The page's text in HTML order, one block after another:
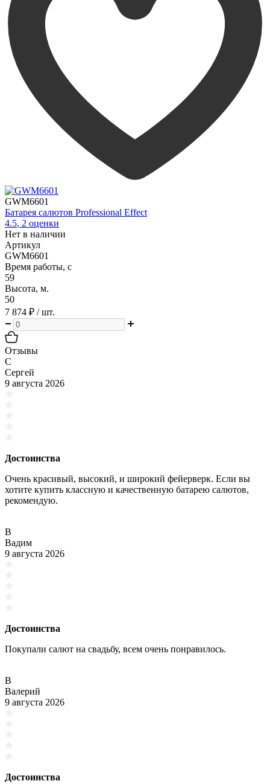
GWM6601
Батарея салютов Professional Effect
4.5, 2 оценки
Нет в наличии
Артикул
GWM6601
Время работы, с
59
Высота, м.
50
7 874 ₽ / шт.
Отзывы
С
Сергей
9 августа 2026
Достоинства
Очень красивый, высокий, и широкий фейерверк. Если вы
хотите купить классную и качественную батарею салютов,
рекомендую.
В
Вадим
9 августа 2026
Достоинства
Покупали салют на свадьбу, всем очень понравилось.
В
Валерий
9 августа 2026
Достоинства